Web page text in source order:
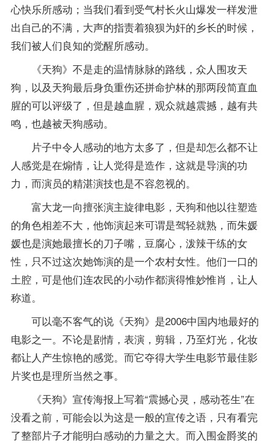
心快乐所感动；当我们看到受气村长火山爆发一样发泄
出自己的不满，大声的指责着狼狈为奸的乡长的时候，
我们被人们良知的觉醒所感动。
《天狗》不是走的温情脉脉的路线，众人围攻天
狗，以及天狗最后身负重伤还拼命护林的那两段简直血
腥的可以评级了，但是越血腥，观众就越震撼，越有共
鸣，也越被天狗感动。
片子中令人感动的地方太多了，但是却怎么都不让
人感觉是在煽情，让人觉得是造作，这就是导演的功
力，而演员的精湛演技也是不容忽视的。
富大龙一向擅张演主旋律电影，天狗和他以往塑造
的角色相差不大，他饰演起来可谓是驾轻就熟，而朱媛
媛也是演她最擅长的刀子嘴，豆腐心，泼辣干练的女
性，只不过这次她饰演的是一个农村女性。他们一口的
土腔，可是他们连农民的小动作都演得惟妙惟肖，让人
称道。
可以毫不客气的说《天狗》是2006中国内地最好的
电影之一。不论是剧情，表演，剪辑，乃至灯光，化妆
都让人产生惊艳的感觉。而它夺得大学生电影节最佳影
片奖也是理所当然之事。
《天狗》宣传海报上写着“震撼心灵，感动苍生”在
没看之前，可能会以为这是一般的宣传之语，只有看完
了整部片子才能明白感动的力量之大。而入围金爵奖的